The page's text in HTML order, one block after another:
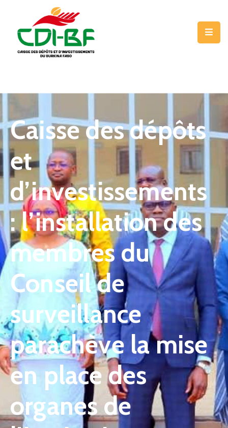
NOS
NOS
PROGRAMMES
COMMUNICATION
CONTACT
Caisse des dépôts
et
d’investissements
: l’installation des
membres du
Conseil de
surveillance
parachève la mise
en place des
organes de